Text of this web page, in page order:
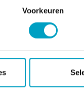
Voorkeuren